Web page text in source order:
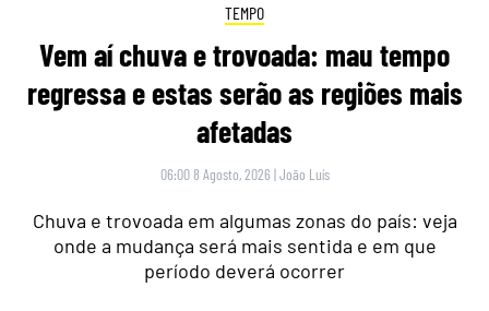
TEMPO
Vem aí chuva e trovoada: mau tempo
regressa e estas serão as regiões mais
afetadas
06:00 8 Agosto, 2026 |João Luís
Chuva e trovoada em algumas zonas do país: veja
onde a mudança será mais sentida e em que
período deverá ocorrer